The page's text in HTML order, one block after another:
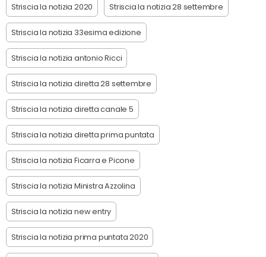
Striscia la notizia 2020 Striscia la notizia 28 settembre
Striscia la notizia 33esima edizione
Striscia la notizia antonio Ricci
Striscia la notizia diretta 28 settembre
Striscia la notizia diretta canale 5
Striscia la notizia diretta prima puntata
Striscia la notizia Ficarra e Picone
Striscia la notizia Ministra Azzolina
Striscia la notizia new entry
Striscia la notizia prima puntata 2020